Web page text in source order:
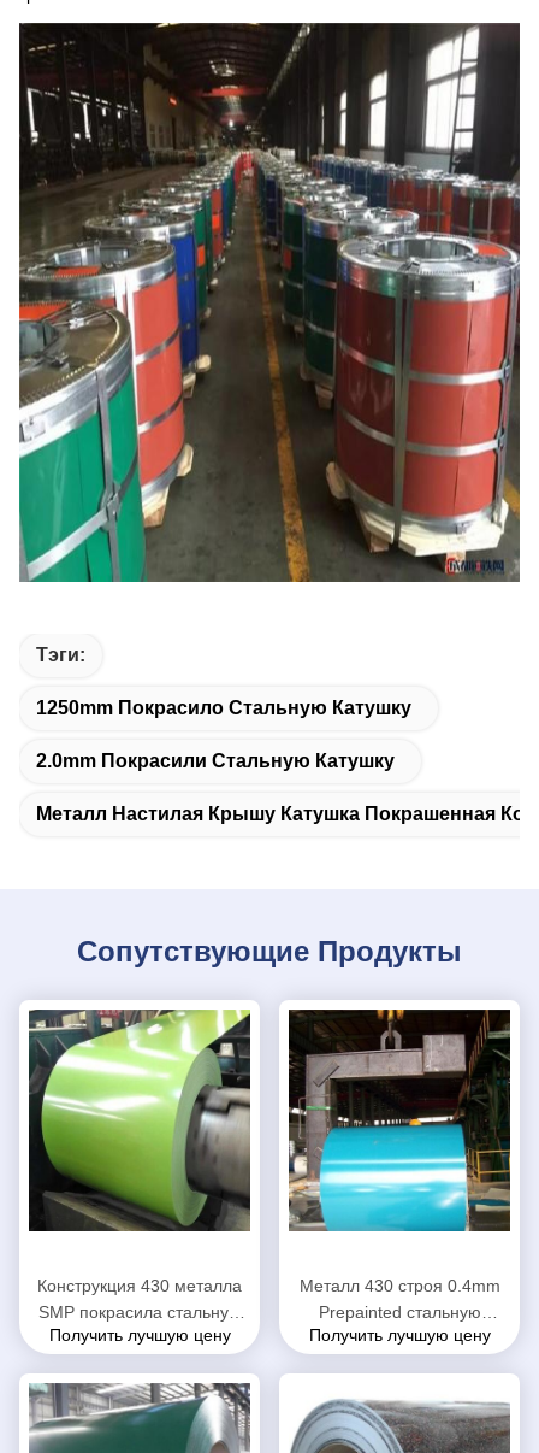
Тэги:
1250mm Покрасило Стальную Катушку
2.0mm Покрасили Стальную Катушку
Металл Настилая Крышу Катушка Покрашенная
Сопутствующие Продукты
Конструкция 430 металла
SMP покрасила стальную
катушку
Получить лучшую цену
Металл 430 строя 0.4mm
Prepainted стальную
катушку
Получить лучшую цену